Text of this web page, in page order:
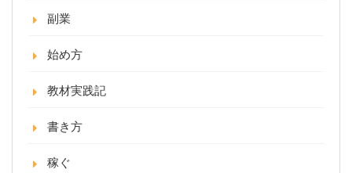
副業
始め方
教材実践記
書き方
稼ぐ